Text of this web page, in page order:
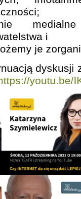
i
je
dyskusji
youtu.be/